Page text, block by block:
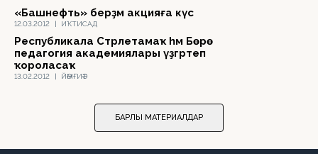
12.03.2012 | ИҠТИСАД
«Башнефть» берҙәм акцияға күсә
13.02.2012 | ЙӘМҒИӘТ
Республикала Стәрлетамаҡ һәм Бөрө
педагогия академиялары үҙгәртеп
ҡороласаҡ
БАРЛЫҠ МАТЕРИАЛДАР